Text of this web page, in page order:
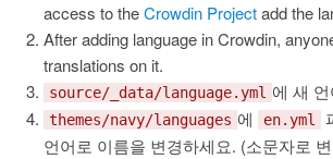
access to theCrowdin Projectadd the
After adding language in Crowdin,
translations on it.
source/_data/language.yml 에 새
themes/navy/languages 에 en.yml
언어로 이름을 변경하세요. (소문자로